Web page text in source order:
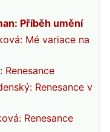
Příběh umění
Mé variace na
Renesance
Renesance v
Renesance